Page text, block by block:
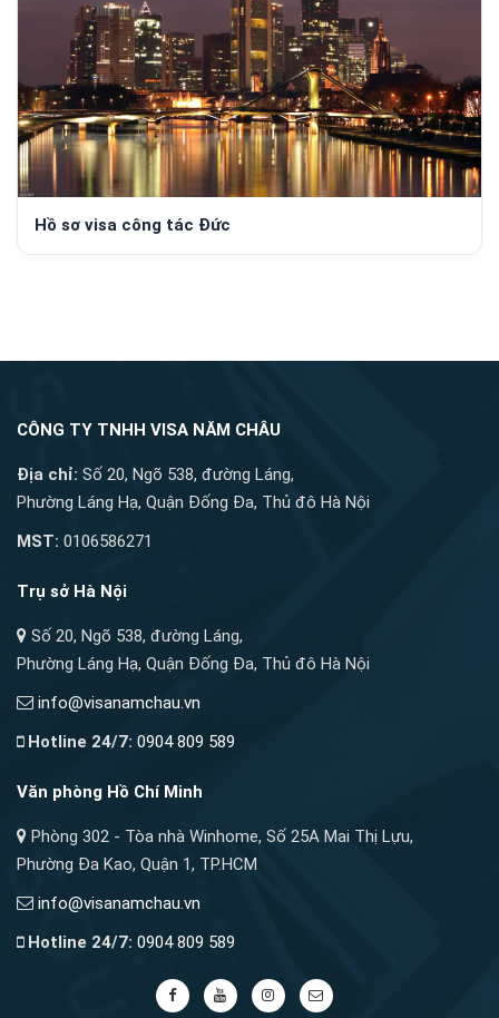
Hồ sơ visa công tác Đức
CÔNG TY TNHH VISA NĂM CHÂU
Địa chỉ: Số 20, Ngõ 538, đường Láng,
Phường Láng Hạ, Quận Đống Đa, Thủ đô Hà Nội
MST: 0106586271
Trụ sở Hà Nội
Số 20, Ngõ 538, đường Láng,
Phường Láng Hạ, Quận Đống Đa, Thủ đô Hà Nội
info@visanamchau.vn
Hotline 24/7: 0904 809 589
Văn phòng Hồ Chí Minh
Phòng 302 - Tòa nhà Winhome, Số 25A Mai Thị Lựu,
Phường Đa Kao, Quận 1, TP.HCM
info@visanamchau.vn
Hotline 24/7: 0904 809 589